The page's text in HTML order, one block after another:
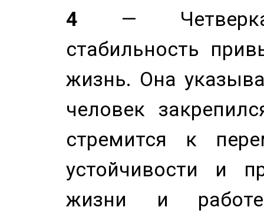
4 — Четверка
стабильность
жизнь. Она
человек
стремится к
устойчивости и
жизни и